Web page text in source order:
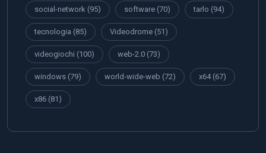
social-network (95) software (70) tarlo (94)
tecnologia (85) Videodrome (51)
videogiochi (100) web-2.0 (73)
windows (79) world-wide-web (72) x64(67)
x86 (81)